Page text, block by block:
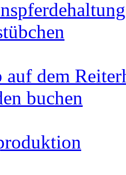
auf dem
buchen